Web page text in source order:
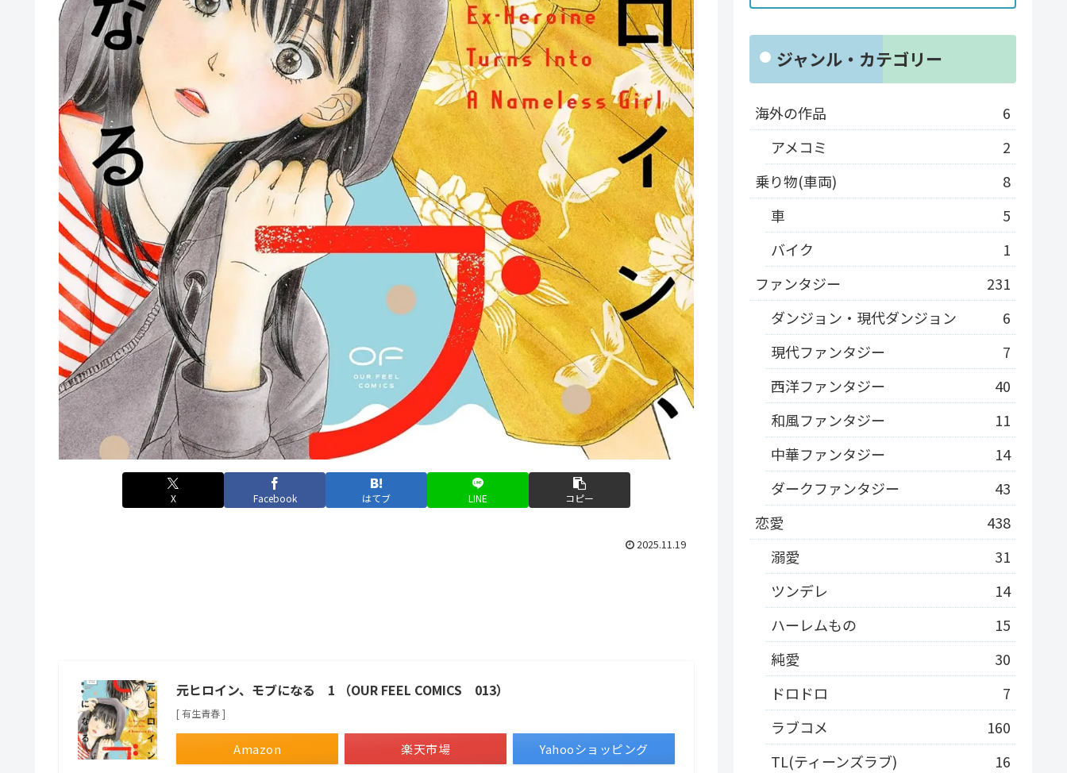
X Facebook はてブ LINE コピー
2025.11.19
元ヒロイン、モブになる 1 （OUR FEEL COMICS 013）
[ 有生青春 ]
Amazon 楽天市場 Yahooショッピング
ジャンル・カテゴリー
海外の作品
6
アメコミ
2
乗り物(車両)
8
車
5
バイク
1
ファンタジー
231
ダンジョン・現代ダンジョン
6
現代ファンタジー
7
西洋ファンタジー
40
和風ファンタジー
11
中華ファンタジー
14
ダークファンタジー
43
恋愛
438
溺愛
31
ツンデレ
14
ハーレムもの
15
純愛
30
ドロドロ
7
ラブコメ
160
TL(ティーンズラブ)
16